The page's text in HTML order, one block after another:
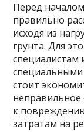
Перед
правильно
исходя из
грунта. Для
специалистам
стоит
неправильное
к
затратам на